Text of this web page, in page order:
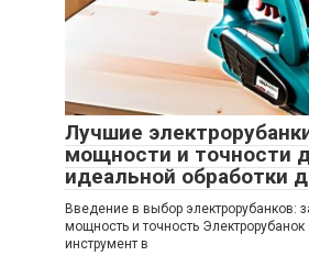
Лучшие
мощности и точности
идеальной обработки
Введение в выбор электрорубанков:
мощность и точность
инструмент в